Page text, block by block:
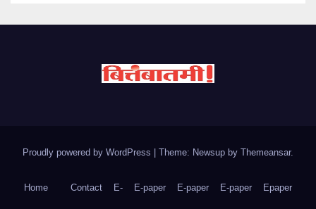
Proudly powered by WordPress | Theme: Newsup by Themeansar.
Home Contact E- E-paper E-paper E-paper Epaper